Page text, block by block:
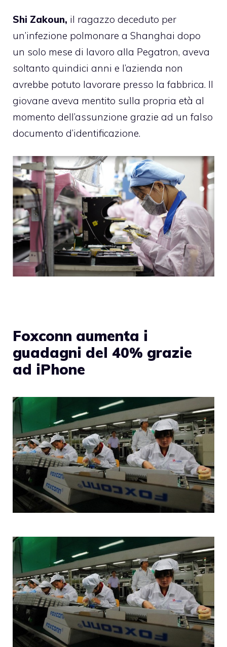
Shi Zakoun, il ragazzo deceduto per
un’infezione polmonare a Shanghai dopo
un solo mese di lavoro alla Pegatron, aveva
soltanto quindici anni e l’azienda non
avrebbe potuto lavorare presso la fabbrica. Il
giovane aveva mentito sulla propria età al
momento dell’assunzione grazie ad un falso
documento d’identificazione.
Foxconn aumenta i
guadagni del 40% grazie
ad iPhone